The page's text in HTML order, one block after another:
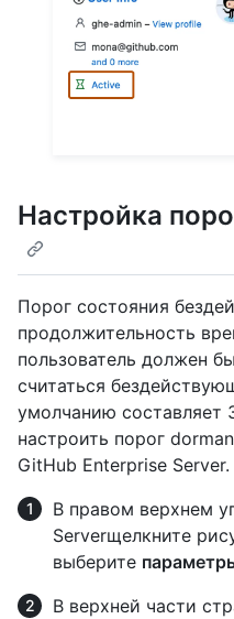
Настройка
Порог состояния
продолжительность
пользователь должен
считаться
умолчанию составляет
настроить порог
GitHub Enterprise Server.
В правом верхнем
Serverщелкните
выберите
В верхней части